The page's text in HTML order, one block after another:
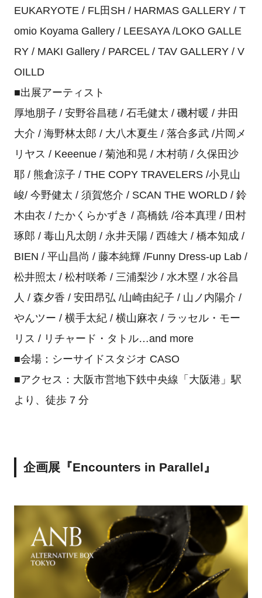
EUKARYOTE / FL田SH / HARMAS GALLERY / T
omio Koyama Gallery / LEESAYA /LOKO GALLE
RY / MAKI Gallery / PARCEL / TAV GALLERY / V
OILLD
■出展アーティスト
厚地朋子 / 安野谷昌穂 / 石毛健太 / 磯村暖 / 井田
大介 / 海野林太郎 / 大八木夏生 / 落合多武 /片岡メ
リヤス / Keeenue / 菊池和晃 / 木村萌 / 久保田沙
耶 / 熊倉涼子 / THE COPY TRAVELERS /小見山
峻/ 今野健太 / 須賀悠介 / SCAN THE WORLD / 鈴
木由衣 / たかくらかずき / 髙橋銑 /谷本真理 / 田村
琢郎 / 毒山凡太朗 / 永井天陽 / 西雄大 / 橋本知成 /
BIEN / 平山昌尚 / 藤本純輝 /Funny Dress-up Lab /
松井照太 / 松村咲希 / 三浦梨沙 / 水木塁 / 水谷昌
人 / 森夕香 / 安田昂弘 /山崎由紀子 / 山ノ内陽介 /
やんツー / 横手太紀 / 横山麻衣 / ラッセル・モー
リス / リチャード・タトル…and more
■会場：シーサイドスタジオ CASO
■アクセス：大阪市営地下鉄中央線「大阪港」駅
より、徒歩 7 分
企画展『Encounters in Parallel』